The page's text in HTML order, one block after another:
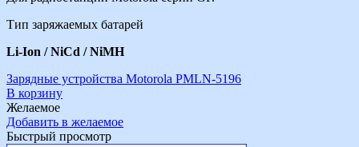
Тип заряжаемых батарей
Li-Ion / NiCd / NiMH
Зарядные устройства Motorola PMLN-5196
В корзину
Желаемое
Добавить в желаемое
Быстрый просмотр